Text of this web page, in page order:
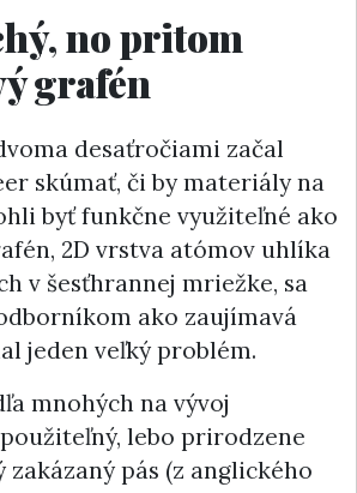
no pritom
grafén
desaťročiami začal
skúmať, či by materiály na
byť funkčne využiteľné ako
2D vrstva atómov uhlíka
v šesťhrannej mriežke, sa
ako zaujímavá
jeden veľký problém.
mnohých na vývoj
lebo prirodzene
zakázaný pás (z anglického